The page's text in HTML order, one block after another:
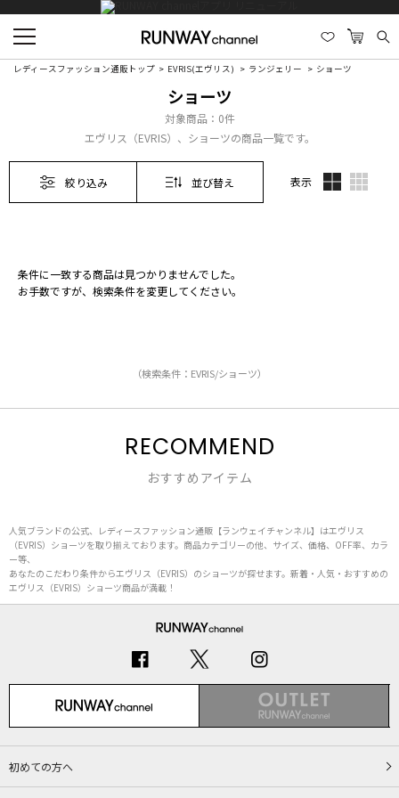
レディースファッション通販トップ EVRIS(エヴリス) ランジェリー ショーツ
ショーツ
対象商品： 0件
エヴリス（EVRIS）、ショーツの商品一覧です。
絞り込み 並び替え 表示
条件に一致する商品は見つかりませんでした。
お手数ですが、検索条件を変更してください。
（検索条件：EVRIS/ショーツ）
RECOMMEND
おすすめアイテム
人気ブランドの公式、レディースファッション通販【ランウェイチャンネル】はエヴリス
（EVRIS）ショーツを取り揃えております。商品カテゴリーの他、サイズ、価格、OFF率、カラ
ー等、
あなたのこだわり条件からエヴリス（EVRIS）のショーツが探せます。新着・人気・おすすめの
エヴリス（EVRIS）ショーツ商品が満載！
初めての方へ